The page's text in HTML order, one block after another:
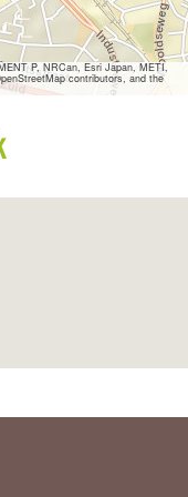
P, NRCan, Esri Japan, METI,
contributors, and the